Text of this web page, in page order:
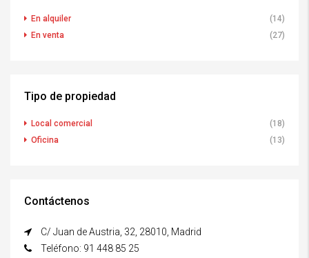
En alquiler
(14)
En venta
(27)
Tipo de propiedad
Local comercial
(18)
Oficina
(13)
Contáctenos
C/ Juan de Austria, 32, 28010, Madrid
Teléfono: 91 448 85 25